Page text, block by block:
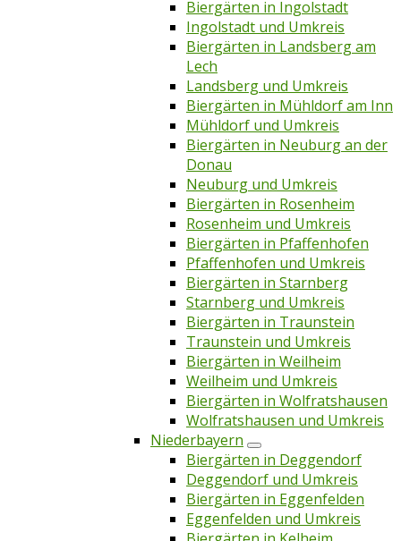
Biergärten in Ingolstadt
Ingolstadt und Umkreis
Biergärten in Landsberg am
Lech
Landsberg und Umkreis
Biergärten in Mühldorf am Inn
Mühldorf und Umkreis
Biergärten in Neuburg an der
Donau
Neuburg und Umkreis
Biergärten in Rosenheim
Rosenheim und Umkreis
Biergärten in Pfaffenhofen
Pfaffenhofen und Umkreis
Biergärten in Starnberg
Starnberg und Umkreis
Biergärten in Traunstein
Traunstein und Umkreis
Biergärten in Weilheim
Weilheim und Umkreis
Biergärten in Wolfratshausen
Wolfratshausen und Umkreis
Niederbayern
Biergärten in Deggendorf
Deggendorf und Umkreis
Biergärten in Eggenfelden
Eggenfelden und Umkreis